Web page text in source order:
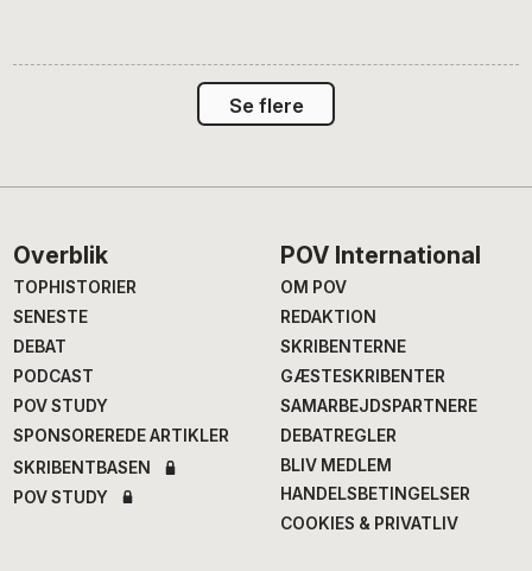
Se flere
Footer
Overblik
TOPHISTORIER
SENESTE
DEBAT
PODCAST
POV STUDY
SPONSOREREDE ARTIKLER
SKRIBENTBASEN
POV STUDY
POV International
OM POV
REDAKTION
SKRIBENTERNE
GÆSTESKRIBENTER
SAMARBEJDSPARTNERE
DEBATREGLER
BLIV MEDLEM
HANDELSBETINGELSER
COOKIES & PRIVATLIV